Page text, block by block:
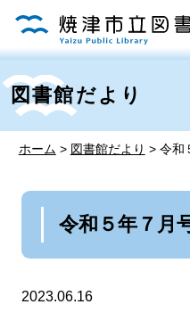
図書館だより
ホーム > 図書館だより > 令和
令和５年７月
2023.06.16